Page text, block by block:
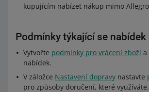
od 379 do 588,99 Kč
od 589 do 878,99 Kč
879 Kč a více
kupujícím nabízet nákup mimo
Podmínky týkající se nabídek
Vytvořte podmínky pro vrácení zboží a
nabídek.
V záložce Nastavení dopravy nastavte
pro způsoby doručení, které využíváte.